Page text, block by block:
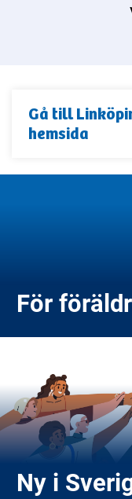
Gå till
hemsida
För
Ny i